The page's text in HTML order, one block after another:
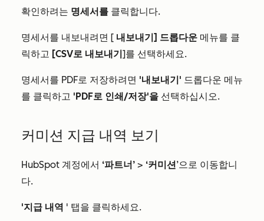
확인하려는 명세서를 클릭합니다.
명세서를 내보내려면 [ 내보내기] 드롭다운 메뉴를 클
릭하고 [CSV로 내보내기]를 선택하세요.
명세서를 PDF로 저장하려면 '내보내기' 드롭다운 메뉴
를 클릭하고 'PDF로 인쇄/저장'을 선택하십시오.
커미션 지급 내역 보기
HubSpot 계정에서 ‘파트너’ > ‘커미션’으로 이동합니
다.
'지급 내역 ' 탭을 클릭하세요.